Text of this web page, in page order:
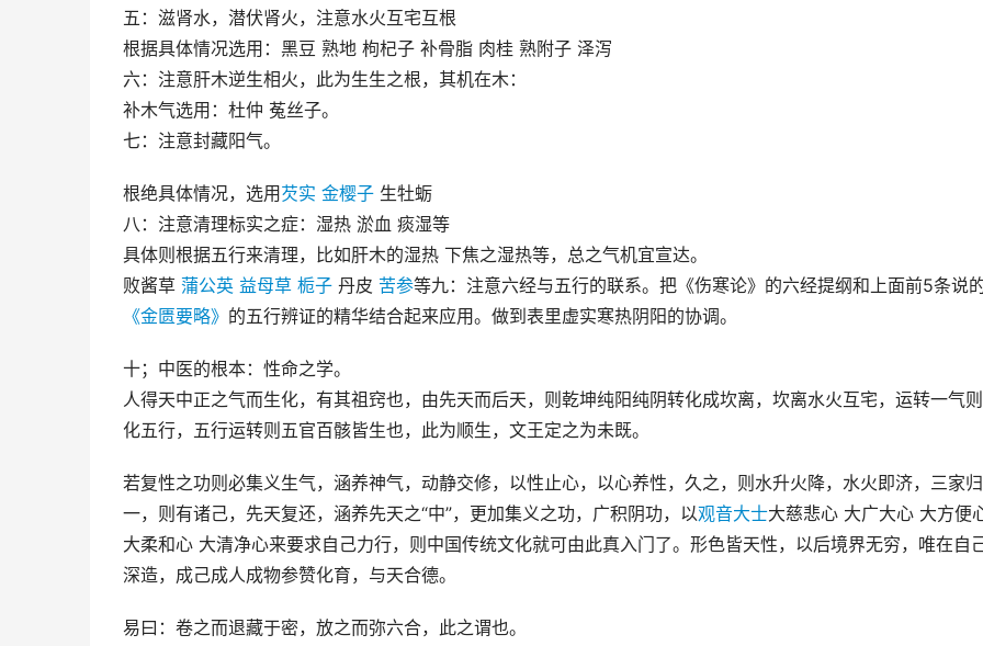
五：滋肾水，潜伏肾火，注意水火互宅互根
根据具体情况选用：黑豆 熟地 枸杞子 补骨脂 肉桂 熟附子 泽泻
六：注意肝木逆生相火，此为生生之根，其机在木：
补木气选用：杜仲 菟丝子。
七：注意封藏阳气。
根绝具体情况，选用 芡实 金樱子 生牡蛎
八：注意清理标实之症：湿热 淤血 痰湿等
具体则根据五行来清理，比如肝木的湿热 下焦之湿热等，总之气机宜宣达。
败酱草 蒲公英 益母草 栀子 丹皮 苦参等九：注意六经与五行的联系。把《伤寒论》的六经提纲和上面前5条说
《金匮要略》 的五行辨证的精华结合起来应用。做到表里虚实寒热阴阳的协调。
十；中医的根本：性命之学。
人得天中正之气而生化，有其祖窍也，由先天而后天，则乾坤纯阳纯阴转化成坎离，坎离水火互宅，运转一气
化五行，五行运转则五官百骸皆生也，此为顺生，文王定之为未既。
若复性之功则必集义生气，涵养神气，动静交修，以性止心，以心养性，久之，则水升火降，水火即济，三家归
一，则有诸己，先天复还，涵养先天之“中”，更加集义之功，广积阴功，以观音大士大慈悲心 大广大心 大方便
大柔和心 大清净心来要求自己力行，则中国传统文化就可由此真入门了。形色皆天性，以后境界无穷，唯在自
深造，成己成人成物参赞化育，与天合德。
易曰：卷之而退藏于密，放之而弥六合，此之谓也。